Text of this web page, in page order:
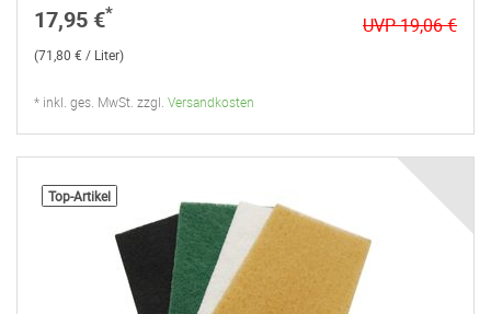
17,95 €*
UVP 19,06 €
(71,80 € / Liter)
* inkl. ges. MwSt. zzgl. Versandkosten
Top-Artikel